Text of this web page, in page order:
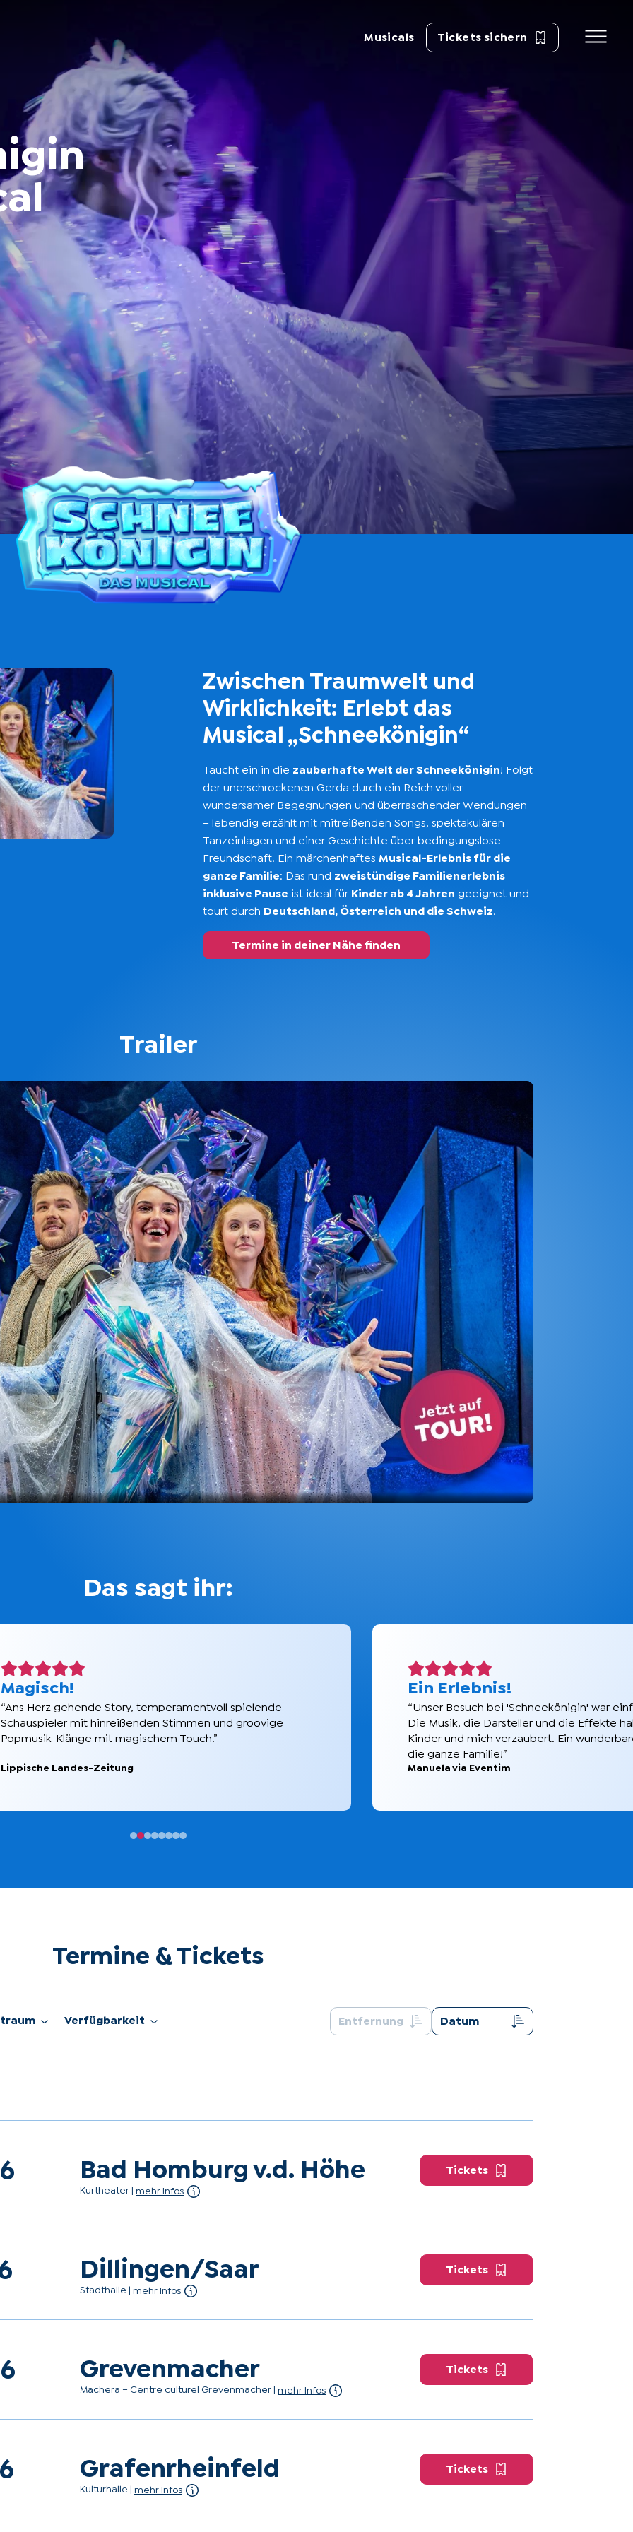
Musicals Tickets sichern
Zwischen Traumwelt und
Wirklichkeit: Erlebt das
Musical „Schneekönigin“
Taucht ein in die zauberhafte Welt der Schneekönigin! Folgt
der unerschrockenen Gerda durch ein Reich voller
wundersamer Begegnungen und überraschender Wendungen
– lebendig erzählt mit mitreißenden Songs, spektakulären
Tanzeinlagen und einer Geschichte über bedingungslose
Freundschaft. Ein märchenhaftes Musical-Erlebnis für die
ganze Familie: Das rund zweistündige Familienerlebnis
inklusive Pause ist ideal für Kinder ab 4 Jahren geeignet und
tourt durch Deutschland, Österreich und die Schweiz.
Termine in deiner Nähe finden
Trailer
Das sagt ihr:
Ein Erlebnis!
“Unser Besuch bei 'Schneekönigin' war einfach magisch!
Die Musik, die Darsteller und die Effekte haben meine
Kinder und mich verzaubert. Ein wunderbares Erlebnis für
Manuela via Eventim
Großartig!
“Das Theater Liberi ist einfach großartig!
Eigeninterpretationen gefallen mir
Original, die Kinder lieben es - was will
Stefanie via Google
Termine & Tickets
Verfügbarkeit Entfernung Datum
Bad Homburg v.d. Höhe
Kurtheater mehr Infos
Tickets
Dillingen/Saar
Stadthalle mehr Infos
Tickets
Grevenmacher
Machera – Centre culturel Grevenmacher mehr Infos
Tickets
Grafenrheinfeld
Kulturhalle mehr Infos
Tickets